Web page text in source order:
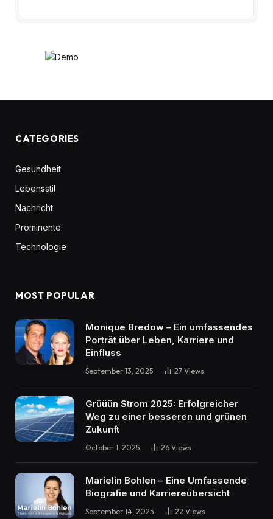
CATEGORIES
Gesundheit
Lebensstil
Nachricht
Prominente
Technologie
MOST POPULAR
Monique Bredow – Ein umfassendes
Porträt über Leben, Karriere und
Einfluss
September 13, 2025 27 Views
Grüüün Strom 2025: Erfolgreicher
Weg zu einer besseren und grünen
Zukunft
October 1, 2025 26 Views
Marielin Bohlen – Eine Umfassende
Biografie und Karriereübersicht
September 14, 2025 22 Views